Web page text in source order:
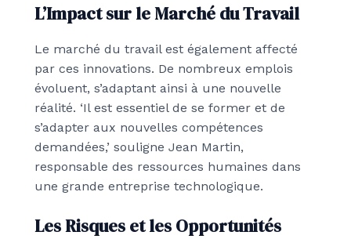
L’Impact sur le Marché du Travail
Le marché du travail est également affecté
par ces innovations. De nombreux emplois
évoluent, s’adaptant ainsi à une nouvelle
réalité. ‘Il est essentiel de se former et de
s’adapter aux nouvelles compétences
demandées,’ souligne Jean Martin,
responsable des ressources humaines dans
une grande entreprise technologique.
Les Risques et les Opportunités